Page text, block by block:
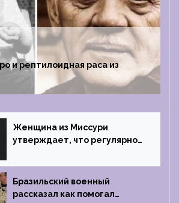
и рептилоидная раса из
Женщина из Миссури
утверждает, что регулярно
инопланетянами
Бразильский военный
рассказал как помогал